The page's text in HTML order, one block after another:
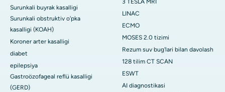
Surunkali buyrak kasalligi
Surunkali obstruktiv o'pka
kasalligi (KOAH)
Koroner arter kasalligi
diabet
epilepsiya
Gastroözofageal reflü kasalligi
(GERD)
3 TESLA MRI
LINAC
ECMO
MOSES 2.0 tizimi
Rezum suv bug'lari bilan davolash
128 tilim CT SCAN
ESWT
AI diagnostikasi